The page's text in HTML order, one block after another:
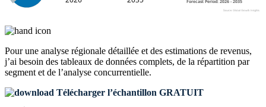
Pour une analyse régionale détaillée et des estimations de revenus,
j’ai besoin des tableaux de données complets, de la répartition par
segment et de l’analyse concurrentielle.
Télécharger l’échantillon GRATUIT